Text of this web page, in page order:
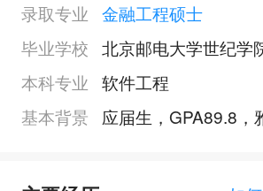
录取专业 金融工程硕士
毕业学校 北京邮电大学世纪学
本科专业 软件工程
基本背景
应届生，GPA89.8，